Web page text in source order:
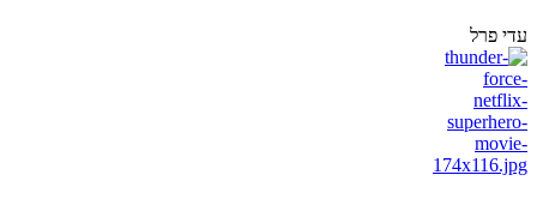
עדי פרל